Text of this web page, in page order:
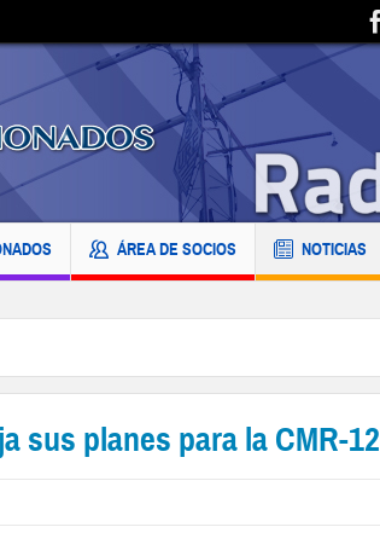
ÁREA DE SOCIOS NOTICIAS
sus planes para la CMR-12